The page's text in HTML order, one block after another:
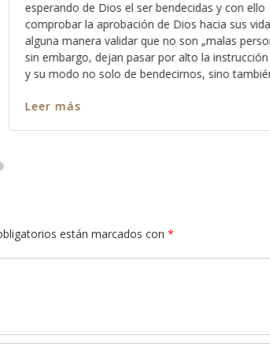
errante” y sabe, es una de las cosas más
identificar cuando las personas vienen en
ayuda ó buscan un consejo, el hecho de
una visión ó andan errantes
están marcados con *